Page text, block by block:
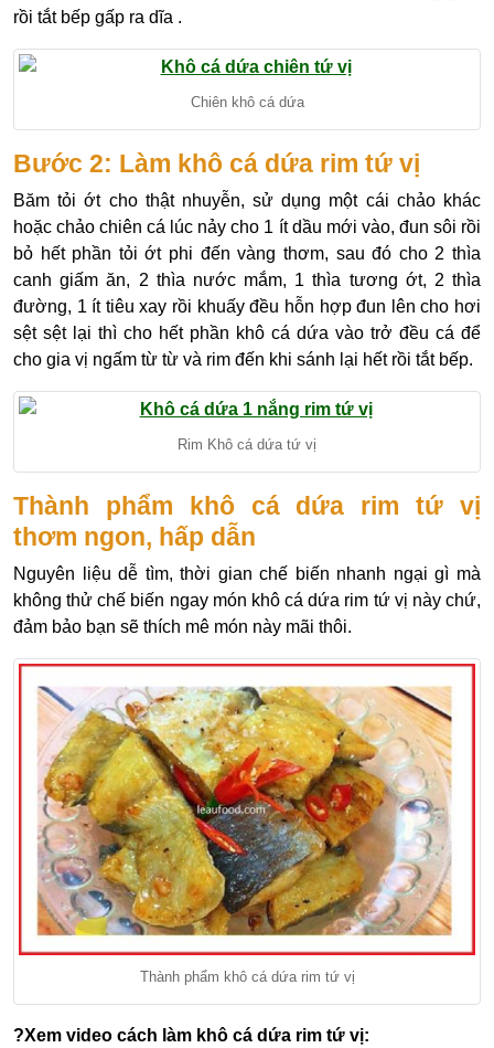
rồi tắt bếp gấp ra dĩa .
Chiên khô cá dứa
Bước 2: Làm khô cá dứa rim tứ vị
Băm tỏi ớt cho thật nhuyễn, sử dụng một cái chảo khác
hoặc chảo chiên cá lúc nảy cho 1 ít dầu mới vào, đun sôi rồi
bỏ hết phần tỏi ớt phi đến vàng thơm, sau đó cho 2 thìa
canh giấm ăn, 2 thìa nước mắm, 1 thìa tương ớt, 2 thìa
đường, 1 ít tiêu xay rồi khuấy đều hỗn hợp đun lên cho hơi
sệt sệt lại thì cho hết phần khô cá dứa vào trở đều cá để
cho gia vị ngấm từ từ và rim đến khi sánh lại hết rồi tắt bếp.
Rim Khô cá dứa tứ vị
Thành phẩm khô cá dứa rim tứ vị
thơm ngon, hấp dẫn
Nguyên liệu dễ tìm, thời gian chế biến nhanh ngại gì mà
không thử chế biến ngay món khô cá dứa rim tứ vị này chứ,
đảm bảo bạn sẽ thích mê món này mãi thôi.
Thành phẩm khô cá dứa rim tứ vị
?Xem video cách làm khô cá dứa rim tứ vị: